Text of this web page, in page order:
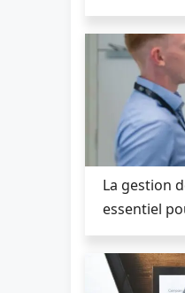
La gestion
essentiel